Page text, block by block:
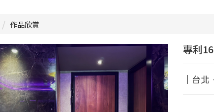
作品欣賞
專利
｜台北